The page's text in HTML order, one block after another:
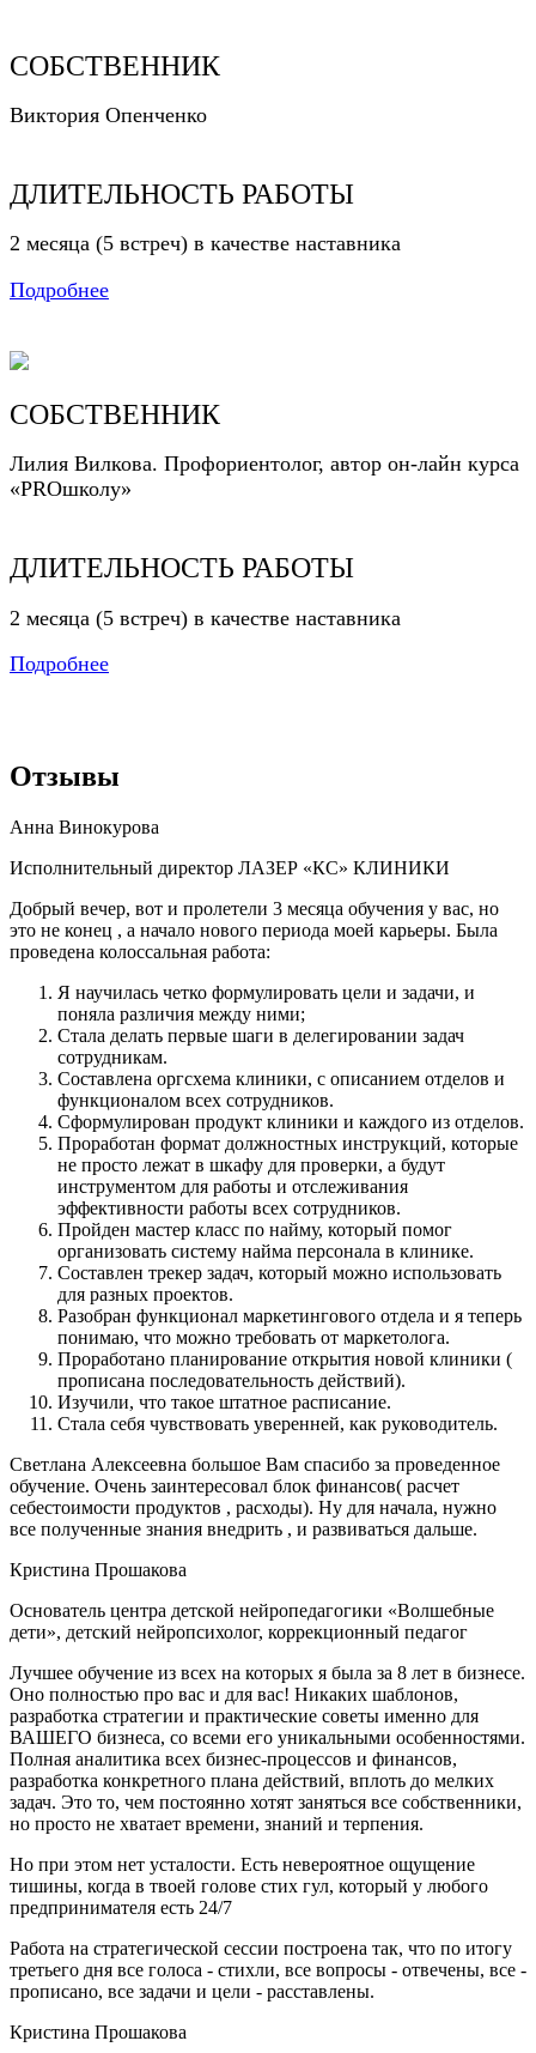
СОБСТВЕННИК
Виктория Опенченко
ДЛИТЕЛЬНОСТЬ РАБОТЫ
2 месяца (5 встреч) в качестве наставника
Подробнее
СОБСТВЕННИК
Лилия Вилкова. Профориентолог, автор он-лайн курса
«PROшколу»
ДЛИТЕЛЬНОСТЬ РАБОТЫ
2 месяца (5 встреч) в качестве наставника
Подробнее
Отзывы
Анна Винокурова
Исполнительный директор ЛАЗЕР «КС» КЛИНИКИ
Добрый вечер, вот и пролетели 3 месяца обучения у вас, но
это не конец , а начало нового периода моей карьеры. Была
проведена колоссальная работа:
Я научилась четко формулировать цели и задачи, и
поняла различия между ними;
Стала делать первые шаги в делегировании задач
сотрудникам.
Составлена оргсхема клиники, с описанием отделов и
функционалом всех сотрудников.
Сформулирован продукт клиники и каждого из отделов.
Проработан формат должностных инструкций, которые
не просто лежат в шкафу для проверки, а будут
инструментом для работы и отслеживания
эффективности работы всех сотрудников.
Пройден мастер класс по найму, который помог
организовать систему найма персонала в клинике.
Составлен трекер задач, который можно использовать
для разных проектов.
Разобран функционал маркетингового отдела и я теперь
понимаю, что можно требовать от маркетолога.
Проработано планирование открытия новой клиники (
прописана последовательность действий).
Изучили, что такое штатное расписание.
Стала себя чувствовать уверенней, как руководитель.
Светлана Алексеевна большое Вам спасибо за проведенное
обучение. Очень заинтересовал блок финансов( расчет
себестоимости продуктов , расходы). Ну для начала, нужно
все полученные знания внедрить , и развиваться дальше.
Кристина Прошакова
Основатель центра детской нейропедагогики «Волшебные
дети», детский нейропсихолог, коррекционный педагог
Лучшее обучение из всех на которых я была за 8 лет в бизнесе.
Оно полностью про вас и для вас! Никаких шаблонов,
разработка стратегии и практические советы именно для
ВАШЕГО бизнеса, со всеми его уникальными особенностями.
Полная аналитика всех бизнес-процессов и финансов,
разработка конкретного плана действий, вплоть до мелких
задач. Это то, чем постоянно хотят заняться все собственники,
но просто не хватает времени, знаний и терпения.
Но при этом нет усталости. Есть невероятное ощущение
тишины, когда в твоей голове стих гул, который у любого
предпринимателя есть 24/7
Работа на стратегической сессии построена так, что по итогу
третьего дня все голоса - стихли, все вопросы - отвечены, все -
прописано, все задачи и цели - расставлены.
Кристина Прошакова